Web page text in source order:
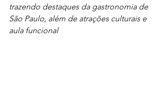
trazendo destaques da gastronomia de
São Paulo, além de atrações culturais e
aula funcional